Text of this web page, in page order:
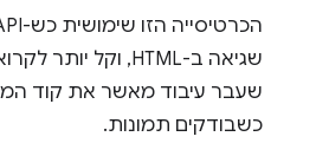
כשבודקים תמונות.